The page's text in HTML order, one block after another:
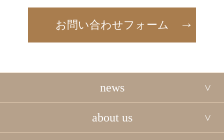
お問い合わせフォーム
news
about us